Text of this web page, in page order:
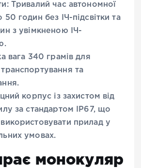
Тривалий час автономної
годин без ІЧ-підсвітки та
з увімкненою ІЧ-
вага 340 грамів для
та
корпус із захистом від
за стандартом IP67, що
прилад у
умовах.
монокуляр